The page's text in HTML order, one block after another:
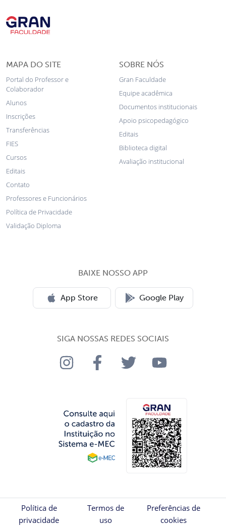
MAPA DO SITE
Portal do Professor e
Colaborador
Alunos
Inscrições
Transferências
FIES
Cursos
Editais
Contato
Professores e Funcionários
Política de Privacidade
Validação Diploma
SOBRE NÓS
Gran Faculdade
Equipe acadêmica
Documentos institucionais
Apoio psicopedagógico
Editais
Biblioteca digital
Avaliação institucional
BAIXE NOSSO APP
App Store Google Play
SIGA NOSSAS REDES SOCIAIS
Política de
privacidade
Termos de
uso
Preferências de
cookies